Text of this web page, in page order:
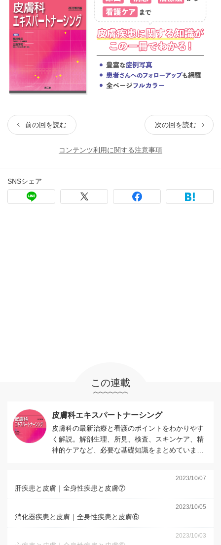
前の回を読む 次の回を読む
コンテンツ利用に関する注意事項
SNSシェア
この連載
皮膚科エキスパートナーシング
皮膚科の最新治療と看護のポイントをわかりやす
く解説。解剖生理、所見、検査、スキンケア、精
神的ケアなど、必要な基礎知識をまとめていま
2023/10/07
肝疾患と皮膚｜全身性疾患と皮膚⑦
2023/10/05
消化器疾患と皮膚｜全身性疾患と皮膚⑥
2023/10/03